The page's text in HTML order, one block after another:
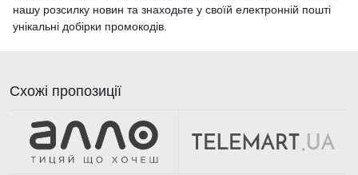
нашу розсилку новин та знаходьте у своїй електронній пошті
унікальні добірки промокодів.
Схожі пропозиції